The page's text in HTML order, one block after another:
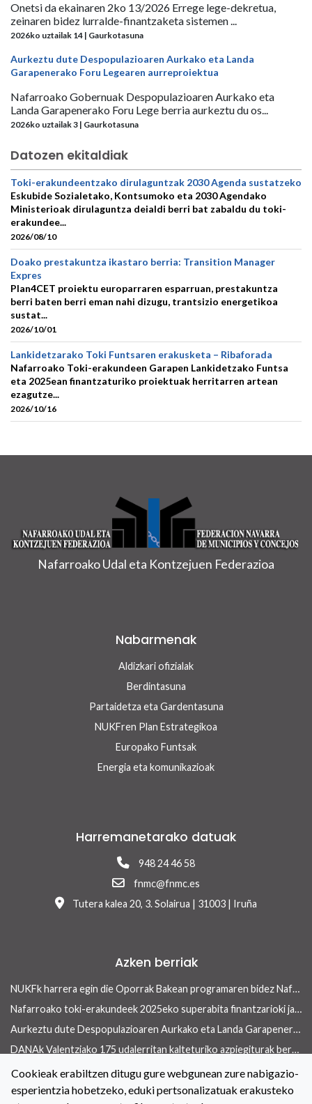
Onetsi da ekainaren 2ko 13/2026 Errege lege-dekretua,
zeinaren bidez lurralde-finantzaketa sistemen ...
2026ko uztailak 14 | Gaurkotasuna
Aurkeztu dute Despopulazioaren Aurkako eta Landa
Garapenerako Foru Legearen aurreproiektua
Nafarroako Gobernuak Despopulazioaren Aurkako eta
Landa Garapenerako Foru Lege berria aurkeztu du os...
2026ko uztailak 3 | Gaurkotasuna
Datozen ekitaldiak
Toki-erakundeentzako dirulaguntzak 2030 Agenda sustatzeko
Eskubide Sozialetako, Kontsumoko eta 2030 Agendako
Ministerioak dirulaguntza deialdi berri bat zabaldu du toki-
erakundee...
2026/08/10
Doako prestakuntza ikastaro berria: Transition Manager
Expres
Plan4CET proiektu europarraren esparruan, prestakuntza
berri baten berri eman nahi dizugu, trantsizio energetikoa
sustat...
2026/10/01
Lankidetzarako Toki Funtsaren erakusketa – Ribaforada
Nafarroako Toki-erakundeen Garapen Lankidetzako Funtsa
eta 2025ean finantzaturiko proiektuak herritarren artean
ezagutze...
2026/10/16
Nafarroako Udal eta Kontzejuen Federazioa
Nabarmenak
Aldizkari ofizialak
Berdintasuna
Partaidetza eta Gardentasuna
NUKFren Plan Estrategikoa
Europako Funtsak
Energia eta komunikazioak
Harremanetarako datuak
948 24 46 58
fnmc@fnmc.es
Tutera kalea 20, 3. Solairua | 31003 | Iruña
Azken berriak
NUKFk harrera egin die Oporrak Bakean programaren bidez Nafarroara uda igarotzera etorritako saharar haurrei
Nafarroako toki-erakundeek 2025eko superabita finantzarioki jasangarriak diren inbertsioak egiteko erabili ahalko dute 13/2026 Errege lege-dekretua onetsi ondoren
Aurkeztu dute Despopulazioaren Aurkako eta Landa Garapenerako Foru Legearen aurreproiektua
DANAk Valentziako 175 udalerritan kalteturiko azpiegiturak berreraikitzen parte-hartuko dute Nafarroako toki-erakundeek
Toki-erakundeetan berdintasuneko politikak indartzeko hitzarmena berritu dute NUKFk eta Nafarroako Gobernuak
Cookieak erabiltzen ditugu gure webgunean zure nabigazio-
esperientzia hobetzeko, eduki pertsonalizatuak erakusteko